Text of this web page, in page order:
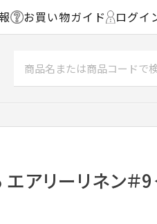
お買い物ガイド ログイ
エアリーリネン＃